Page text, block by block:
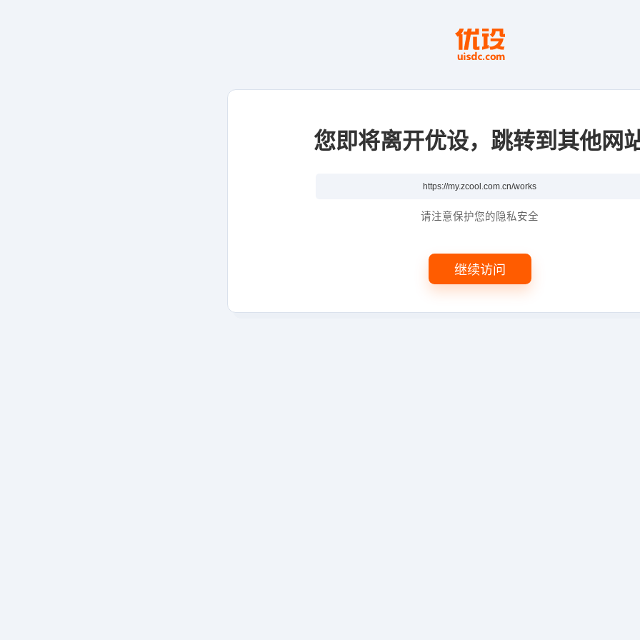
您即将离开优设，跳转到其他网
请注意保护您的隐私安全
继续访问